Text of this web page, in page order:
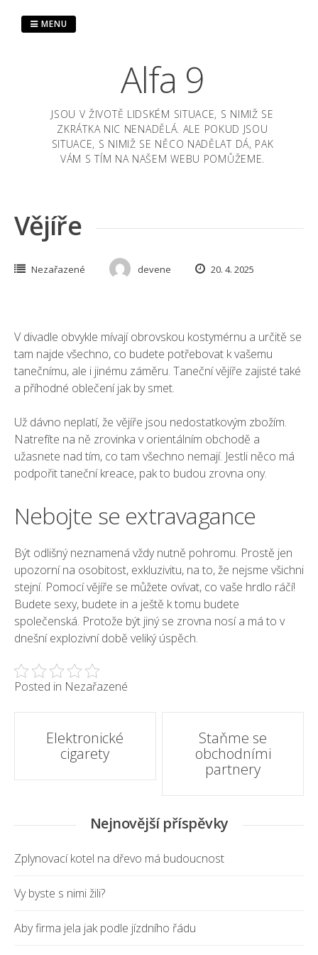
Alfa 9
JSOU V ŽIVOTĚ LIDSKÉM SITUACE, S NIMIŽ SE
ZKRÁTKA NIC NENADĚLÁ. ALE POKUD JSOU
SITUACE, S NIMIŽ SE NĚCO NADĚLAT DÁ, PAK
VÁM S TÍM NA NAŠEM WEBU POMŮŽEME.
MENU
Vějíře
Nezařazené devene 20. 4. 2025
V divadle obvykle mívají obrovskou kostymérnu a určitě se
tam najde všechno, co budete potřebovat k vašemu
tanečnímu, ale i jinému záměru. Taneční vějíře zajisté také
a příhodné oblečení jak by smet.
Už dávno neplatí, že vějíře jsou nedostatkovým zbožím.
Natrefíte na ně zrovinka v orientálním obchodě a
užasnete nad tím, co tam všechno nemají. Jestli něco má
podpořit taneční kreace, pak to budou zrovna ony.
Nebojte se extravagance
Být odlišný neznamená vždy nutně pohromu. Prostě jen
upozorní na osobitost, exkluzivitu, na to, že nejsme všichni
stejní. Pomocí vějíře se můžete ovívat, co vaše hrdlo ráčí!
Budete sexy, budete in a ještě k tomu budete
společenská. Protože být jiný se zrovna nosí a má to v
dnešní explozivní době veliký úspěch.
Posted in Nezařazené
Post
navigation
Elektronické
cigarety
Staňme se
obchodními
partnery
Nejnovější příspěvky
Zplynovací kotel na dřevo má budoucnost
Vy byste s nimi žili?
Aby firma jela jak podle jízdního řádu